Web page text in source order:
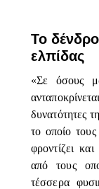
Το
ελπίδας
«Σε όσους
δυνατότητες
το οποίο
φροντίζει
από τους
τέσσερα